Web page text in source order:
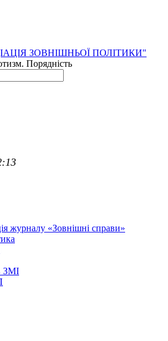
ЗОВНІШНЬОЇ ПОЛІТИКИ"
Порядність
журналу «Зовнішні справи»
ЗМІ